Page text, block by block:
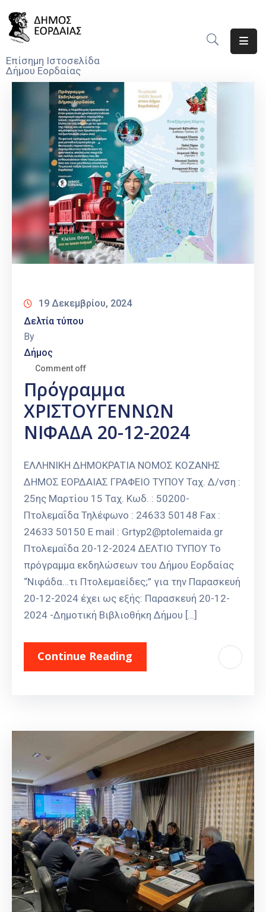
Επίσημη Ιστοσελίδα
Δήμου Εορδαίας
Ο
Νέα
Υπηρεσίες
Του
Δήμου
Προσκλήσεις
Αποφάσεις
Τηλέφωνα
19 Δεκεμβρίου, 2024
Δελτία τύπου
By
Δήμος
Comment off
Πρόγραμμα
ΧΡΙΣΤΟΥΓΕΝΝΩΝ
ΝΙΦΑΔΑ 20-12-2024
ΕΛΛΗΝΙΚΗ ΔΗΜΟΚΡΑΤΙΑ ΝΟΜΟΣ ΚΟΖΑΝΗΣ
ΔΗΜΟΣ ΕΟΡΔΑΙΑΣ ΓΡΑΦΕΙΟ ΤΥΠΟΥ Ταχ. Δ/νση :
25ης Μαρτίου 15 Ταχ. Κωδ. : 50200-
Πτολεμαΐδα Τηλέφωνο : 24633 50148 Fax :
24633 50150 E mail : Grtyp2@ptolemaida.gr
Πτολεμαΐδα 20-12-2024 ΔΕΛΤΙΟ ΤΥΠΟΥ To
πρόγραμμα εκδηλώσεων του Δήμου Εορδαίας
“Νιφάδα…τι Πτολεμαείδες;” για την Παρασκευή
20-12-2024 έχει ως εξής: Παρασκευή 20-12-
2024 -Δημοτική Βιβλιοθήκη Δήμου […]
Continue Reading